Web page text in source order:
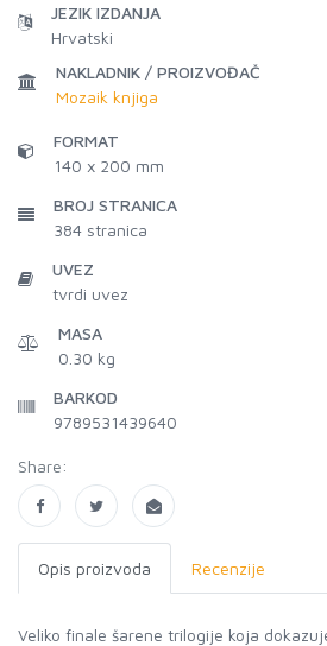
JEZIK IZDANJA
Hrvatski
NAKLADNIK / PROIZVOĐAČ
Mozaik knjiga
FORMAT
140 x 200 mm
BROJ STRANICA
384 stranica
UVEZ
tvrdi uvez
MASA
0.30 kg
BARKOD
9789531439640
Share:
Opis proizvoda Recenzije
Veliko finale šarene trilogije koja